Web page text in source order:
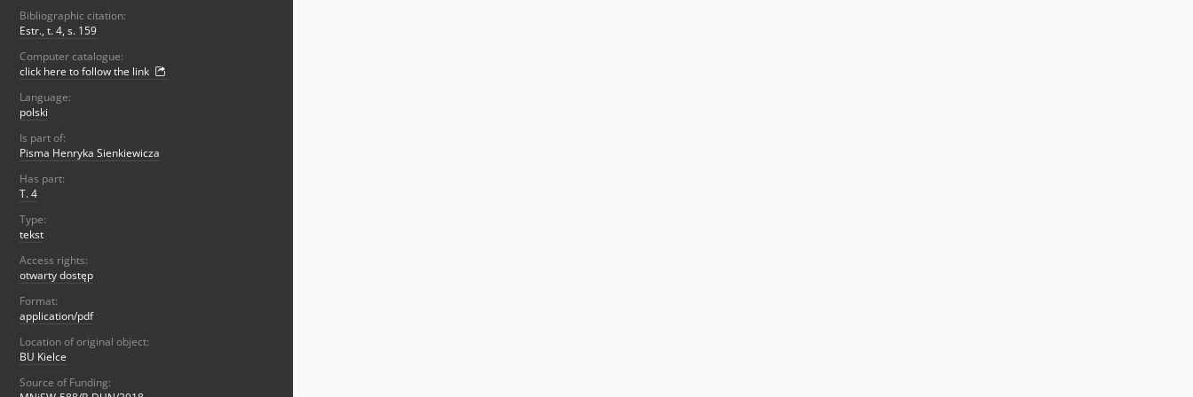
Bibliographic citation:
Estr., t. 4, s. 159
Computer catalogue:
click here to follow the link
Language:
polski
Is part of:
Pisma Henryka Sienkiewicza
Has part:
T. 4
Type:
tekst
Access rights:
otwarty dostęp
Format:
application/pdf
Location of original object:
BU Kielce
Source of Funding: